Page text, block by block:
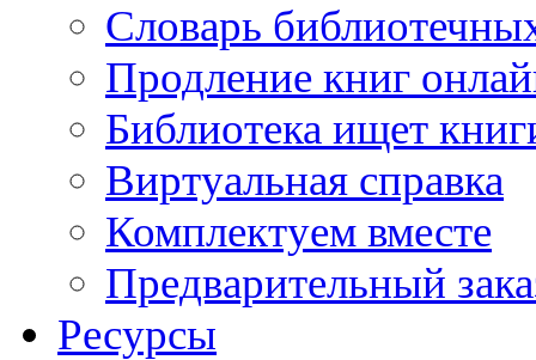
Словарь
Продление книг
Библиотека ищет
Виртуальная справка
Комплектуем вместе
Предварительный
Ресурсы